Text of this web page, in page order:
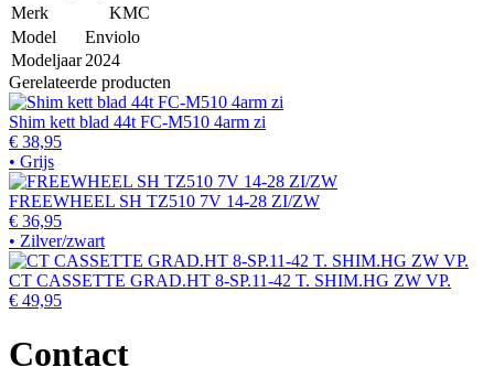
Merk
KMC
Model
Enviolo
Modeljaar 2024
Gerelateerde producten
Shim kett blad 44t FC-M510 4arm zi
€ 38,95
• Grijs
FREEWHEEL SH TZ510 7V 14-28 ZI/ZW
€ 36,95
• Zilver/zwart
CT CASSETTE GRAD.HT 8-SP.11-42 T. SHIM.HG ZW VP.
€ 49,95
Contact